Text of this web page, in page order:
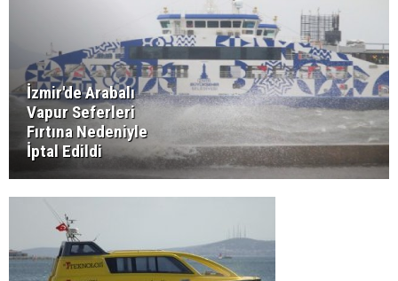
İzmir'de Arabalı
Vapur Seferleri
Fırtına Nedeniyle
İptal Edildi